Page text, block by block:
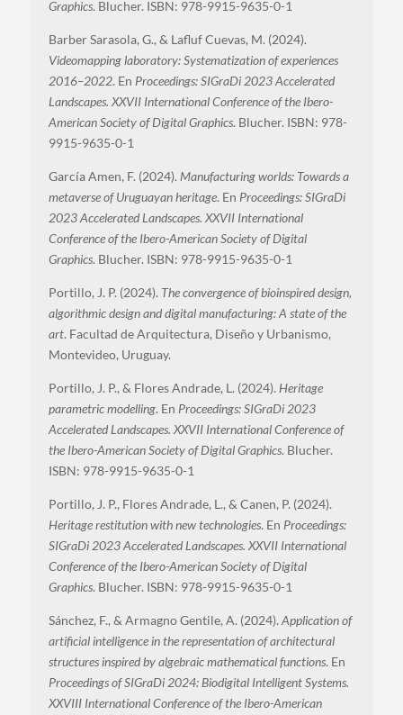
Graphics. Blucher. ISBN: 978-9915-9635-0-1
Barber Sarasola, G., & Lafluf Cuevas, M. (2024).
Videomapping laboratory: Systematization of experiences
2016–2022. En Proceedings: SIGraDi 2023 Accelerated
Landscapes. XXVII International Conference of the Ibero-
American Society of Digital Graphics. Blucher. ISBN: 978-
9915-9635-0-1
García Amen, F. (2024).Manufacturing worlds: Towards a
metaverse of Uruguayan heritage. En Proceedings: SIGraDi
2023 Accelerated Landscapes. XXVII International
Conference of the Ibero-American Society of Digital
Graphics. Blucher. ISBN: 978-9915-9635-0-1
Portillo, J. P. (2024). The convergence of bioinspired design,
algorithmic design and digital manufacturing: A state of the
art. Facultad de Arquitectura, Diseño y Urbanismo,
Montevideo, Uruguay.
Portillo, J. P., & Flores Andrade, L. (2024).Heritage
parametric modelling. En Proceedings: SIGraDi 2023
Accelerated Landscapes. XXVII International Conference of
the Ibero-American Society of Digital Graphics. Blucher.
ISBN: 978-9915-9635-0-1
Portillo, J. P., Flores Andrade, L., & Canen, P. (2024).
Heritage restitution with new technologies. En Proceedings:
SIGraDi 2023 Accelerated Landscapes. XXVII International
Conference of the Ibero-American Society of Digital
Graphics. Blucher. ISBN: 978-9915-9635-0-1
Sánchez, F., & Armagno Gentile, A. (2024).Application of
artificial intelligence in the representation of architectural
structures inspired by algebraic mathematical functions. En
Proceedings of SIGraDi 2024: Biodigital Intelligent Systems.
XXVIII International Conference of the Ibero-American